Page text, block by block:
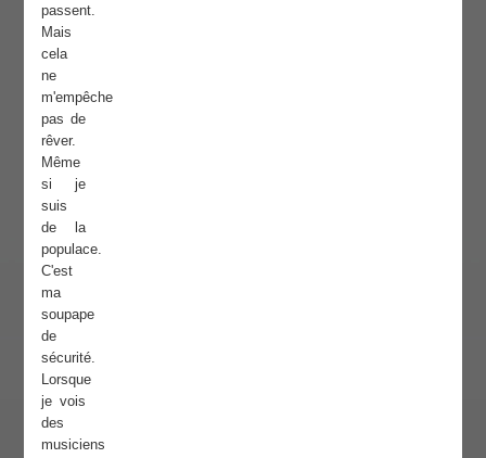
passent.
Mais
cela
ne
m'empêche
pas de
rêver.
Même
si je
suis
de la
populace.
C'est
ma
soupape
de
sécurité.
Lorsque
je vois
des
musiciens